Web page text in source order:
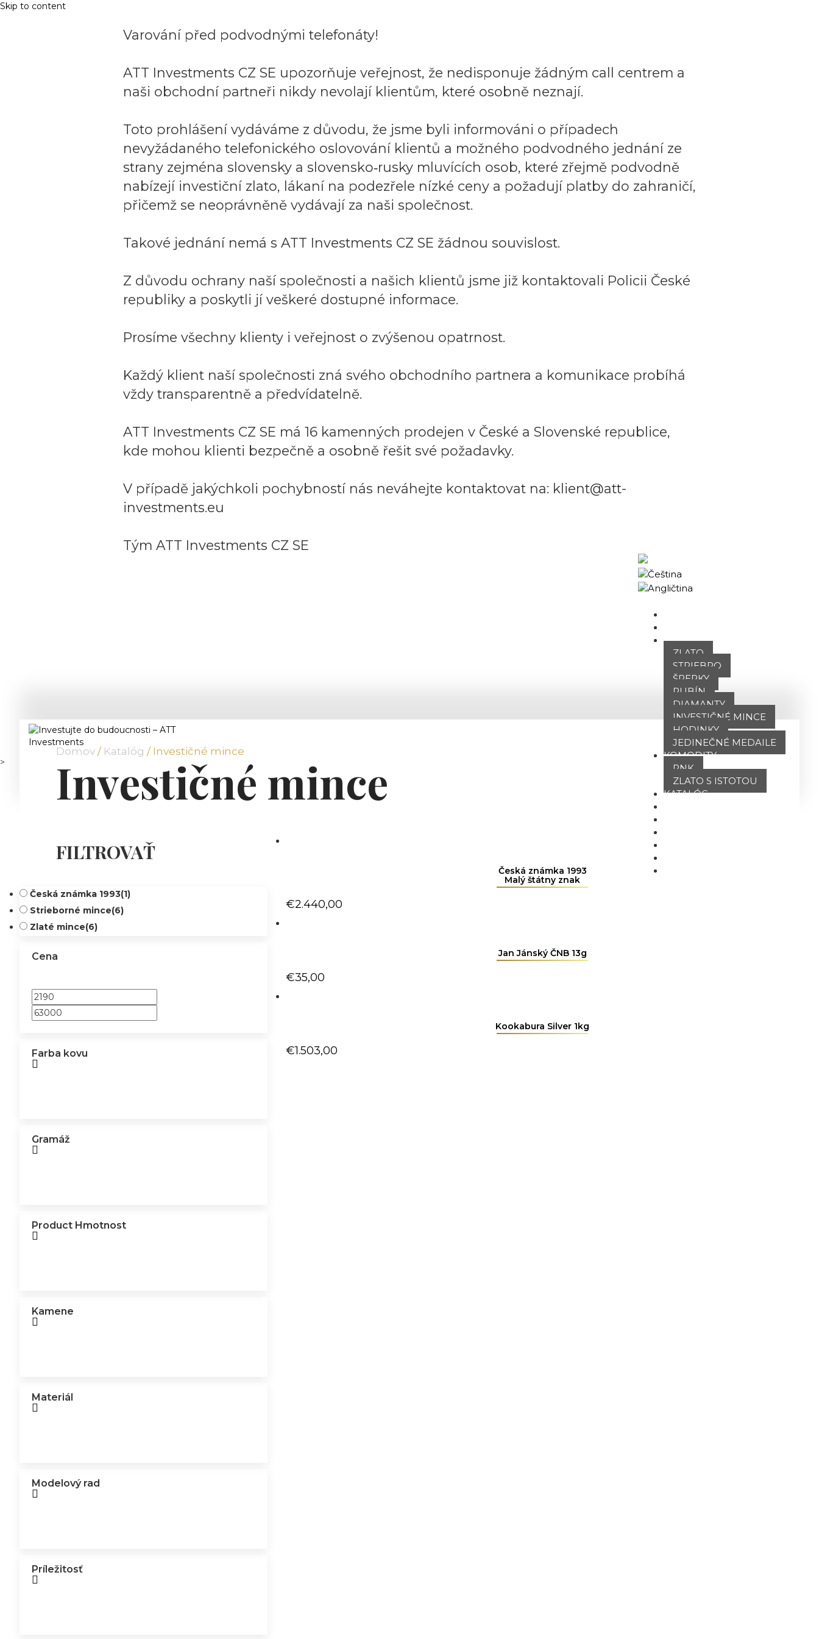
Skip to content
Varování před podvodnými telefonáty!
ATT Investments CZ SE upozorňuje veřejnost, že nedisponuje žádným call centrem a
naši obchodní partneři nikdy nevolají klientům, které osobně neznají.
Toto prohlášení vydáváme z důvodu, že jsme byli informováni o případech
nevyžádaného telefonického oslovování klientů a možného podvodného jednání ze
strany zejména slovensky a slovensko‑rusky mluvících osob, které zřejmě podvodně
nabízejí investiční zlato, lákaní na podezřele nízké ceny a požadují platby do zahraničí,
přičemž se neoprávněně vydávají za naši společnost.
Takové jednání nemá s ATT Investments CZ SE žádnou souvislost.
Z důvodu ochrany naší společnosti a našich klientů jsme již kontaktovali Policii České
republiky a poskytli jí veškeré dostupné informace.
Prosíme všechny klienty i veřejnost o zvýšenou opatrnost.
Každý klient naší společnosti zná svého obchodního partnera a komunikace probíhá
vždy transparentně a předvídatelně.
ATT Investments CZ SE má 16 kamenných prodejen v České a Slovenské republice,
kde mohou klienti bezpečně a osobně řešit své požadavky.
V případě jakýchkoli pochybností nás neváhejte kontaktovat na: klient@att-
investments.eu
Tým ATT Investments CZ SE
PONUKA
ZLATO
STRIEBRO
ŠPERKY
RUBÍN
DIAMANTY
INVESTIČNÉ MINCE
HODINKY
JEDINEČNÉ MEDAILE
KOMODITY
PNK
ZLATO S ISTOTOU
KATALÓG
>
Domov / Katalóg / Investičné mince
Investičné mince
FILTROVAŤ
Česká známka 1993(1)
Strieborné mince(6)
Zlaté mince(6)
Cena
Farba kovu
Gramáž
Product Hmotnost
Kamene
Materiál
Modelový rad
Príležitosť
Česká známka 1993
Malý štátny znak
€2.440,00
Jan Jánský ČNB 13g
€35,00
Kookabura Silver 1kg
€1.503,00